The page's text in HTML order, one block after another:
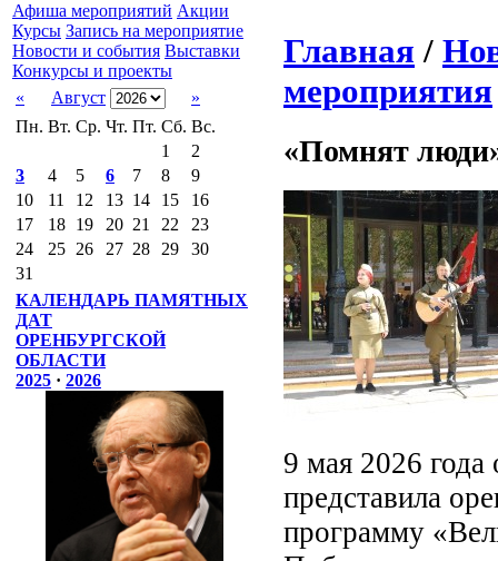
Афиша мероприятий Акции
Курсы Запись на мероприятие
Новости и события Выставки
Конкурсы и проекты
«
Август
»
Пн. Вт. Ср. Чт. Пт. Сб. Вс.
1
2
3
4 5 6 7 8
9
10
11 12 13 14 15
16
17
18 19 20 21 22
23
24
25 26 27 28 29
30
31
КАЛЕНДАРЬ ПАМЯТНЫХ
ДАТ
ОРЕНБУРГСКОЙ
ОБЛАСТИ
2025 · 2026
Главная /
мероприятия
«Помнят
9 мая 2026
представила
программу